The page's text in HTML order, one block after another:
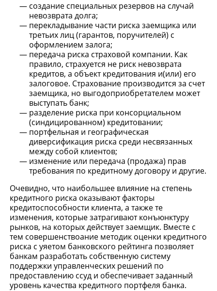
создание специальных резервов на случай
невозврата долга;
перекладывание части риска заемщика или
третьих лиц (гарантов, поручителей) с
оформлением залога;
передача риска страховой компании. Как
правило, страхуется не риск невозврата
кредитов, а объект кредитования и(или) его
залоговое. Страхование производится за счет
заемщика, но выгодоприобретателем может
выступать банк;
разделение риска при консорциальном
(синдицированном) кредитовании;
портфельная и географическая
диверсификация риска среди несвязанных
между собой клиентов;
изменение или передача (продажа) прав
требования по кредитному договору и другие.
Очевидно, что наибольшее влияние на степень
кредитного риска оказывают факторы
кредитоспособности клиента, а также те
изменения, которые затрагивают конъюнктуру
рынков, на которых действует заемщик. Вместе с
тем совершенствоание методик оценки кредитного
риска с уяетом банковского рейтинга позволяет
банкам разработать собственную систему
поддержки управленческих решений по
предоставлению ссуд и обеспечивает заданный
уровень качества кредитного портфеля банка.